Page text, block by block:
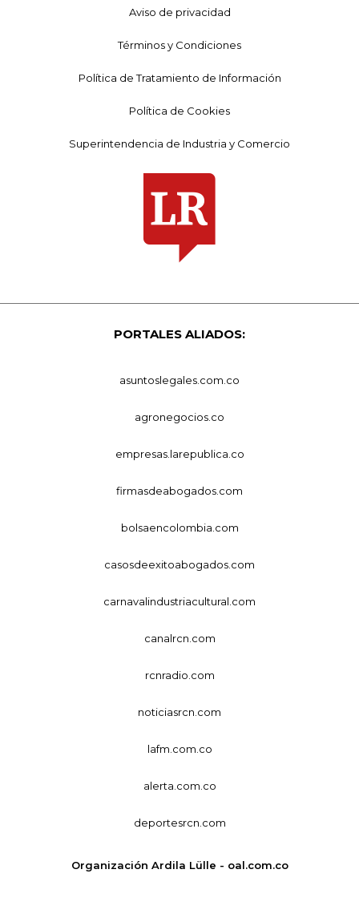
Aviso de privacidad
Términos y Condiciones
Política de Tratamiento de Información
Política de Cookies
Superintendencia de Industria y Comercio
PORTALES ALIADOS:
asuntoslegales.com.co
agronegocios.co
empresas.larepublica.co
firmasdeabogados.com
bolsaencolombia.com
casosdeexitoabogados.com
carnavalindustriacultural.com
canalrcn.com
rcnradio.com
noticiasrcn.com
lafm.com.co
alerta.com.co
deportesrcn.com
Organización Ardila Lülle - oal.com.co